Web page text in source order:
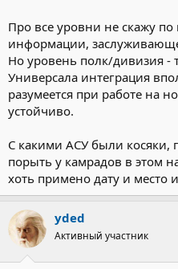
Про все уровни не скажу по
информации,
Но уровень полк/дивизия -
Универсала интеграция
разумеется при работе на
устойчиво.
С какими АСУ были косяки,
порыть у камрадов в этом
хоть примено дату и место
yded
Активный участник